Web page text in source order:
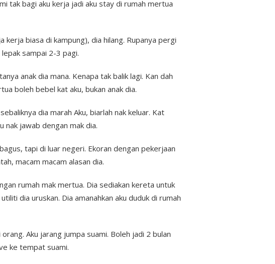
tak bagi aku kerja jadi aku stay di rumah mertua
kerja biasa di kampung), dia hilang. Rupanya pergi
sampai 2-3 pagi.
anak dia mana. Kenapa tak balik lagi. Kan dah
boleh bebel kat aku, bukan anak dia.
dia marah Aku, biarlah nak keluar. Kat
nak jawab dengan mak dia.
tapi di luar negeri. Ekoran dengan pekerjaan
macam macam alasan dia.
rumah mak mertua. Dia sediakan kereta untuk
dia uruskan. Dia amanahkan aku duduk di rumah
Aku jarang jumpa suami. Boleh jadi 2 bulan
ke tempat suami.